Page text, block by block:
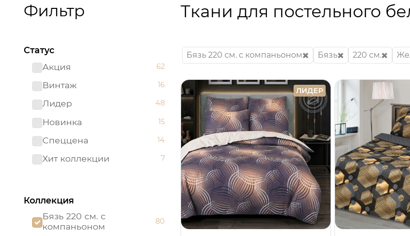
Фильтр
Статус
Акция
62
Винтаж 16
Лидер 48
Новинка 15
Спеццена 14
Хит коллекции 7
Коллекция
Бязь 220 см. с
компаньоном
80
Ткани для постельного
Бязь 220 см. с компаньоном Бязь 220 см.
ЛИДЕР